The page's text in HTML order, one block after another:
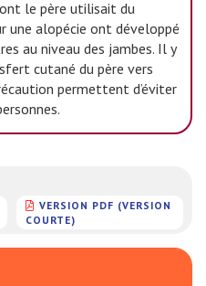
le père utilisait du
une alopécie ont développé
au niveau des jambes. Il y
cutané du père vers
permettent d’éviter
VERSION PDF (VERSION
COURTE)